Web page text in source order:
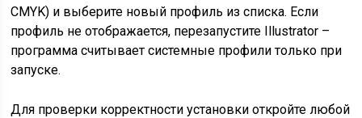
CMYK) и выберите новый профиль из списка. Если
профиль не отображается, перезапустите Illustrator –
программа считывает системные профили только при
запуске.
Для проверки корректности установки откройте любой